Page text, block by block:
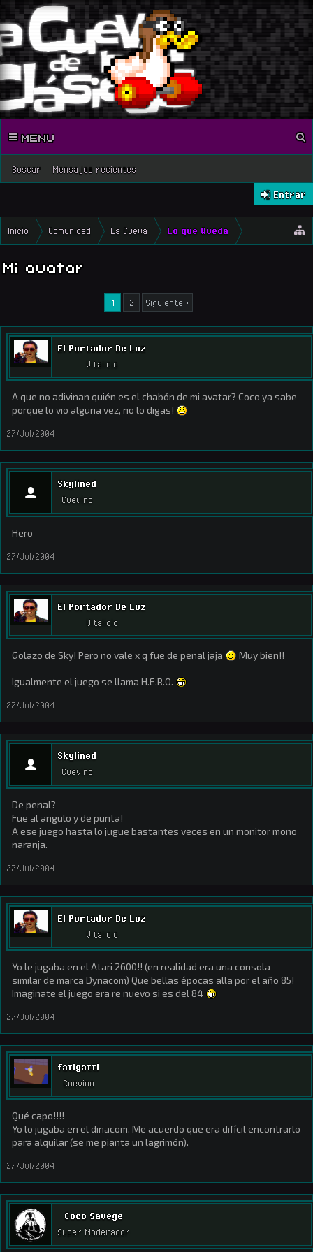
Buscar Mensajes recientes
MENU
Entrar
Inicio Comunidad La Cueva Lo que Queda
Mi avatar
1 2 Siguiente >
El Portador De Luz
Vitalicio
A que no adivinan quién es el chabón de mi avatar? Coco ya sabe
porque lo vio alguna vez, no lo digas!
27/Jul/2004
Skylined
Cuevino
Hero
27/Jul/2004
El Portador De Luz
Vitalicio
Golazo de Sky! Pero no vale x q fue de penal jaja Muy bien!!
Igualmente el juego se llama H.E.R.O.
27/Jul/2004
Skylined
Cuevino
De penal?
Fue al angulo y de punta!
A ese juego hasta lo jugue bastantes veces en un monitor mono
naranja.
27/Jul/2004
El Portador De Luz
Vitalicio
Yo le jugaba en el Atari 2600!! (en realidad era una consola
similar de marca Dynacom) Que bellas épocas alla por el año 85!
Imaginate el juego era re nuevo si es del 84
27/Jul/2004
fatigatti
Cuevino
Qué capo!!!!
Yo lo jugaba en el dinacom. Me acuerdo que era difícil encontrarlo
para alquilar (se me pianta un lagrimón).
27/Jul/2004
Coco Savege
Super Moderador